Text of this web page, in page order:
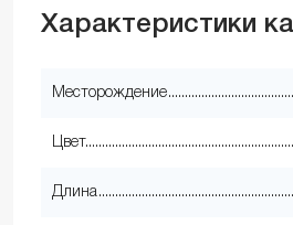
Характеристики
Месторождение
Цвет
Длина